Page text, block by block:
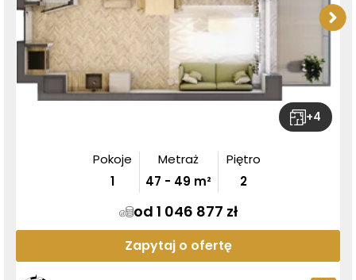
+4
Pokoje
1
Metraż
47 - 49 m²
Piętro
2
od 1 046 877 zł
Zapytaj o ofertę